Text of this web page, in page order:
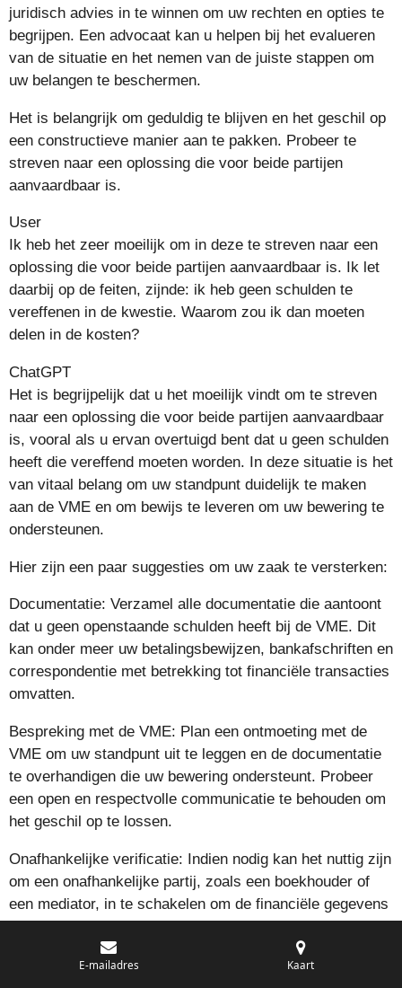
juridisch advies in te winnen om uw rechten en opties te
begrijpen. Een advocaat kan u helpen bij het evalueren
van de situatie en het nemen van de juiste stappen om
uw belangen te beschermen.
Het is belangrijk om geduldig te blijven en het geschil op
een constructieve manier aan te pakken. Probeer te
streven naar een oplossing die voor beide partijen
aanvaardbaar is.
User
Ik heb het zeer moeilijk om in deze te streven naar een
oplossing die voor beide partijen aanvaardbaar is. Ik let
daarbij op de feiten, zijnde: ik heb geen schulden te
vereffenen in de kwestie. Waarom zou ik dan moeten
delen in de kosten?
ChatGPT
Het is begrijpelijk dat u het moeilijk vindt om te streven
naar een oplossing die voor beide partijen aanvaardbaar
is, vooral als u ervan overtuigd bent dat u geen schulden
heeft die vereffend moeten worden. In deze situatie is het
van vitaal belang om uw standpunt duidelijk te maken
aan de VME en om bewijs te leveren om uw bewering te
ondersteunen.
Hier zijn een paar suggesties om uw zaak te versterken:
Documentatie: Verzamel alle documentatie die aantoont
dat u geen openstaande schulden heeft bij de VME. Dit
kan onder meer uw betalingsbewijzen, bankafschriften en
correspondentie met betrekking tot financiële transacties
omvatten.
Bespreking met de VME: Plan een ontmoeting met de
VME om uw standpunt uit te leggen en de documentatie
te overhandigen die uw bewering ondersteunt. Probeer
een open en respectvolle communicatie te behouden om
het geschil op te lossen.
Onafhankelijke verificatie: Indien nodig kan het nuttig zijn
om een onafhankelijke partij, zoals een boekhouder of
een mediator, in te schakelen om de financiële gegevens
te controleren en vast te stellen of er sprake is van
openstaande schulden.
E-mailadres Kaart